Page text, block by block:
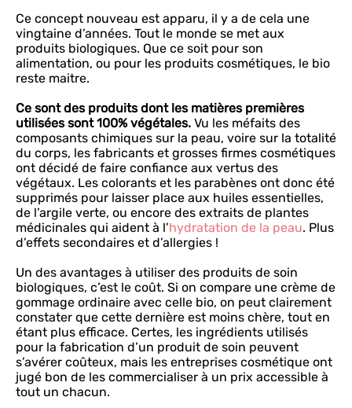
Ce concept nouveau est apparu, il y a de cela une
vingtaine d’années. Tout le monde se met aux
produits biologiques. Que ce soit pour son
alimentation, ou pour les produits cosmétiques, le bio
reste maitre.
Ce sont des produits dont les matières premières
utilisées sont 100% végétales. Vu les méfaits des
composants chimiques sur la peau, voire sur la totalité
du corps, les fabricants et grosses firmes cosmétiques
ont décidé de faire confiance aux vertus des
végétaux. Les colorants et les parabènes ont donc été
supprimés pour laisser place aux huiles essentielles,
de l’argile verte, ou encore des extraits de plantes
médicinales qui aident à l’hydratation de la peau. Plus
d’effets secondaires et d’allergies !
Un des avantages à utiliser des produits de soin
biologiques, c’est le coût. Si on compare une crème de
gommage ordinaire avec celle bio, on peut clairement
constater que cette dernière est moins chère, tout en
étant plus efficace. Certes, les ingrédients utilisés
pour la fabrication d’un produit de soin peuvent
s’avérer coûteux, mais les entreprises cosmétique ont
jugé bon de les commercialiser à un prix accessible à
tout un chacun.